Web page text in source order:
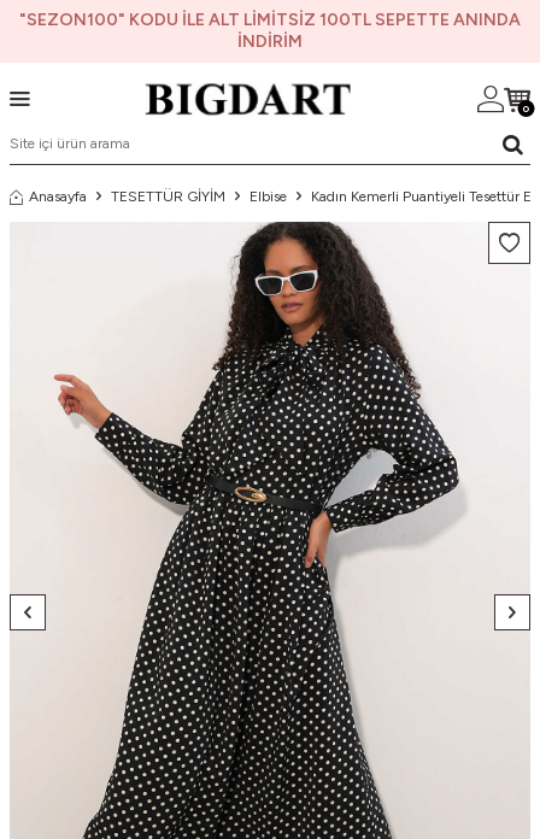
"SEZON100" KODU İLE ALT LİMİTSİZ 100TL SEPETTE ANINDA
İNDİRİM
0
Anasayfa TESETTÜR GİYİM Elbise Kadın Kemerli Puantiyeli Tesettür